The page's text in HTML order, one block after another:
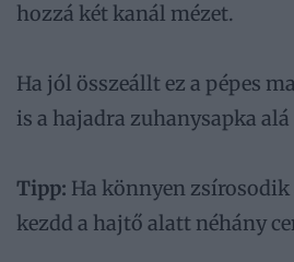
hozzá két kanál mézet.
Ha jól összeállt ez a pépes
is a hajadra zuhanysapka
Tipp: Ha könnyen
kezdd a hajtő alatt néhány